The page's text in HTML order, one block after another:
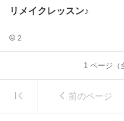
リメイクレッスン♪
2
1 ページ（
前のページ